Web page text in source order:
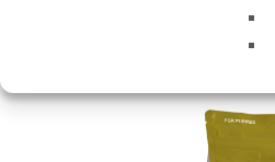
Relaterade produkter